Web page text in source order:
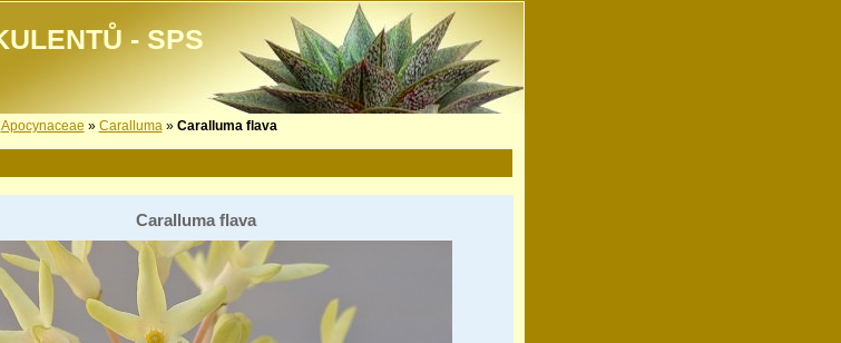
- SPS
Apocynaceae » Caralluma» Caralluma flava
Caralluma flava